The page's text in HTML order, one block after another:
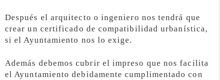
Después el arquitecto o ingeniero nos tendrá que
crear un certificado de compatibilidad urbanística,
si el Ayuntamiento nos lo exige.
Además debemos cubrir el impreso que nos facilita
el Ayuntamiento debidamente cumplimentado con